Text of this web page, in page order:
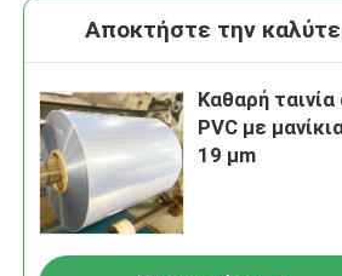
Αποκτήστε την
Καθαρή
PVC με
19 μm